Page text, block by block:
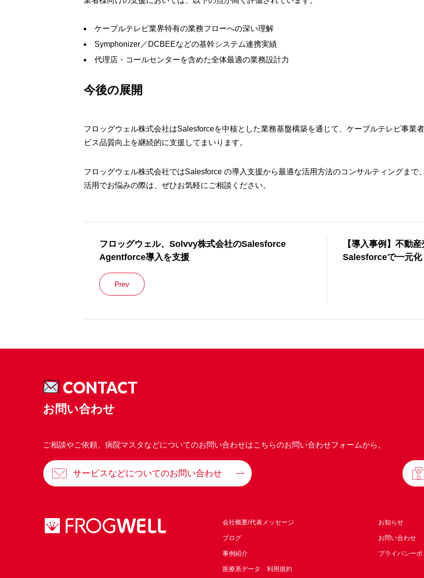
ケーブルテレビ業界特有の業務フローへの深い理解
Symphonizer／DCBEEなどの基幹システム連携実績
代理店・コールセンターを含めた全体最適の業務設計力
今後の展開
フロッグウェル株式会社はSalesforceを中核とした業務基盤構築を通じて、ケーブルテレビ事業
ビス品質向上を継続的に支援してまいります。
フロッグウェル株式会社ではSalesforce の導入支援から最適な活用方法のコンサルティングまで
活用でお悩みの際は、ぜひお気軽にご相談ください。
フロッグウェル、Solvvy株式会社のSalesforce
Agentforce導入を支援
Prev
【導入事例】不動
Salesforceで一元
CONTACT
お問い合わせ
ご相談やご依頼、病院マスタなどについてのお問い合わせはこちらのお問い合わせフォームから。
サービスなどについてのお問い合わせ
会社概要/代表メッセージ お知らせ
ブログ お問い合わせ
事例紹介 プライバシーポ
医療系データ 利用規約